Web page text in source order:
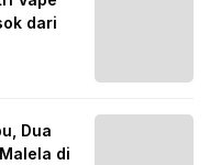
dari
Dua
di